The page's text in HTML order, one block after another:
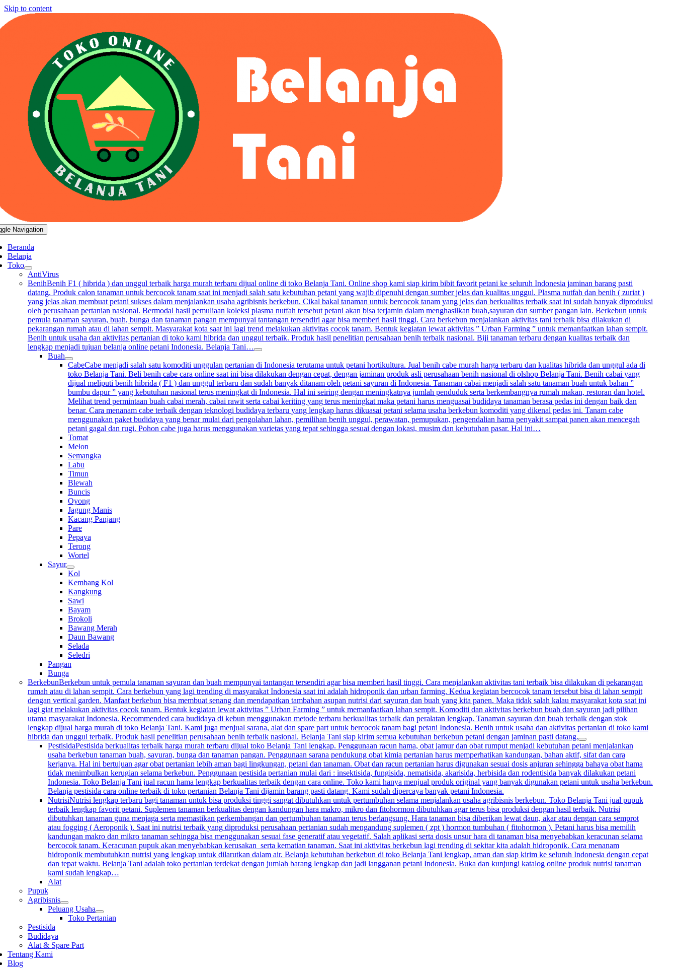
Skip to content
Navigation
Beranda
Belanja
Toko
AntiVirus
BenihBenih F1 ( hibrida ) dan unggul terbaik harga murah terbaru dijual online di toko Belanja Tani. Online shop kami siap kirim bibit favorit petani ke seluruh Indonesia jaminan barang pasti
datang. Produk calon tanaman untuk bercocok tanam saat ini menjadi salah satu kebutuhan petani yang wajib dipenuhi dengan sumber jelas dan kualitas unggul. Plasma nutfah dan benih ( zuriat )
yang jelas akan membuat petani sukses dalam menjalankan usaha agribisnis berkebun. Cikal bakal tanaman untuk bercocok tanam yang jelas dan berkualitas terbaik saat ini sudah banyak diproduksi
oleh perusahaan pertanian nasional. Bermodal hasil pemuliaan koleksi plasma nutfah tersebut petani akan bisa terjamin dalam menghasilkan buah,sayuran dan sumber pangan lain. Berkebun untuk
pemula tanaman sayuran, buah, bunga dan tanaman pangan mempunyai tantangan tersendiri agar bisa memberi hasil tinggi. Cara berkebun menjalankan aktivitas tani terbaik bisa dilakukan di
pekarangan rumah atau di lahan sempit. Masyarakat kota saat ini lagi trend melakukan aktivitas cocok tanam. Bentuk kegiatan lewat aktivitas ” Urban Farming ” untuk memanfaatkan lahan sempit.
Benih untuk usaha dan aktivitas pertanian di toko kami hibrida dan unggul terbaik. Produk hasil penelitian perusahaan benih terbaik nasional. Biji tanaman terbaru dengan kualitas terbaik dan
lengkap menjadi tujuan belanja online petani Indonesia. Belanja Tani…
Buah
CabeCabe menjadi salah satu komoditi unggulan pertanian di Indonesia terutama untuk petani hortikultura. Jual benih cabe murah harga terbaru dan kualitas hibrida dan unggul ada di
toko Belanja Tani. Beli benih cabe cara online saat ini bisa dilakukan dengan cepat, dengan jaminan produk asli perusahaan benih nasional di olshop Belanja Tani. Benih cabai yang
dijual meliputi benih hibrida ( F1 ) dan unggul terbaru dan sudah banyak ditanam oleh petani sayuran di Indonesia. Tanaman cabai menjadi salah satu tanaman buah untuk bahan ”
bumbu dapur ” yang kebutuhan nasional terus meningkat di Indonesia. Hal ini seiring dengan meningkatnya jumlah penduduk serta berkembangnya rumah makan, restoran dan hotel.
Melihat trend permintaan buah cabai merah, cabai rawit serta cabai keriting yang terus meningkat maka petani harus menguasai budidaya tanaman berasa pedas ini dengan baik dan
benar. Cara menanam cabe terbaik dengan teknologi budidaya terbaru yang lengkap harus dikuasai petani selama usaha berkebun komoditi yang dikenal pedas ini. Tanam cabe
menggunakan paket budidaya yang benar mulai dari pengolahan lahan, pemilihan benih unggul, perawatan, pemupukan, pengendalian hama penyakit sampai panen akan mencegah
petani gagal dan rugi. Pohon cabe juga harus menggunakan varietas yang tepat sehingga sesuai dengan lokasi, musim dan kebutuhan pasar. Hal ini…
Tomat
Melon
Semangka
Labu
Timun
Blewah
Buncis
Oyong
Jagung Manis
Kacang Panjang
Pare
Pepaya
Terong
Wortel
Sayur
Kol
Kembang Kol
Kangkung
Sawi
Bayam
Brokoli
Bawang Merah
Daun Bawang
Selada
Seledri
Pangan
Bunga
BerkebunBerkebun untuk pemula tanaman sayuran dan buah mempunyai tantangan tersendiri agar bisa memberi hasil tinggi. Cara menjalankan aktivitas tani terbaik bisa dilakukan di pekarangan
rumah atau di lahan sempit. Cara berkebun yang lagi trending di masyarakat Indonesia saat ini adalah hidroponik dan urban farming. Kedua kegiatan bercocok tanam tersebut bisa di lahan sempit
dengan vertical garden. Manfaat berkebun bisa membuat senang dan mendapatkan tambahan asupan nutrisi dari sayuran dan buah yang kita panen. Maka tidak salah kalau masyarakat kota saat ini
lagi giat melakukan aktivitas cocok tanam. Bentuk kegiatan lewat aktivitas ” Urban Farming ” untuk memanfaatkan lahan sempit. Komoditi dan aktivitas berkebun buah dan sayuran jadi pilihan
utama masyarakat Indonesia. Recommended cara budidaya di kebun menggunakan metode terbaru berkualitas tarbaik dan peralatan lengkap. Tanaman sayuran dan buah terbaik dengan stok
lengkap dijual harga murah di toko Belanja Tani. Kami juga menjual sarana, alat dan spare part untuk bercocok tanam bagi petani Indonesia. Benih untuk usaha dan aktivitas pertanian di toko kami
hibrida dan unggul terbaik. Produk hasil penelitian perusahaan benih terbaik nasional. Belanja Tani siap kirim semua kebutuhan berkebun petani dengan jaminan pasti datang.
PestisidaPestisida berkualitas terbaik harga murah terbaru dijual toko Belanja Tani lengkap. Penggunaan racun hama, obat jamur dan obat rumput menjadi kebutuhan petani menjalankan
usaha berkebun tanaman buah, sayuran, bunga dan tanaman pangan. Penggunaan sarana pendukung obat kimia pertanian harus memperhatikan kandungan, bahan aktif, sifat dan cara
kerjanya. Hal ini bertujuan agar obat pertanian lebih aman bagi lingkungan, petani dan tanaman. Obat dan racun pertanian harus digunakan sesuai dosis anjuran sehingga bahaya obat hama
tidak menimbulkan kerugian selama berkebun. Penggunaan pestisida pertanian mulai dari : insektisida, fungisida, nematisida, akarisida, herbisida dan rodentisida banyak dilakukan petani
Indonesia. Toko Belanja Tani jual racun hama lengkap berkualitas terbaik dengan cara online. Toko kami hanya menjual produk original yang banyak digunakan petani untuk usaha berkebun.
Belanja pestisida cara online terbaik di toko pertanian Belanja Tani dijamin barang pasti datang. Kami sudah dipercaya banyak petani Indonesia.
NutrisiNutrisi lengkap terbaru bagi tanaman untuk bisa produksi tinggi sangat dibutuhkan untuk pertumbuhan selama menjalankan usaha agribisnis berkebun. Toko Belanja Tani jual pupuk
terbaik lengkap favorit petani. Suplemen tanaman berkualitas dengan kandungan hara makro, mikro dan fitohormon dibutuhkan agar terus bisa produksi dengan hasil terbaik. Nutrisi
dibutuhkan tanaman guna menjaga serta memastikan perkembangan dan pertumbuhan tanaman terus berlangsung. Hara tanaman bisa diberikan lewat daun, akar atau dengan cara semprot
atau fogging ( Aeroponik ). Saat ini nutrisi terbaik yang diproduksi perusahaan pertanian sudah mengandung suplemen ( zpt ) hormon tumbuhan ( fitohormon ). Petani harus bisa memilih
kandungan makro dan mikro tanaman sehingga bisa menggunakan sesuai fase generatif atau vegetatif. Salah aplikasi serta dosis unsur hara di tanaman bisa menyebabkan keracunan selama
bercocok tanam. Keracunan pupuk akan menyebabkan kerusakan serta kematian tanaman. Saat ini aktivitas berkebun lagi trending di sekitar kita adalah hidroponik. Cara menanam
hidroponik membutuhkan nutrisi yang lengkap untuk dilarutkan dalam air. Belanja kebutuhan berkebun di toko Belanja Tani lengkap, aman dan siap kirim ke seluruh Indonesia dengan cepat
dan tepat waktu. Belanja Tani adalah toko pertanian terdekat dengan jumlah barang lengkap dan jadi langganan petani Indonesia. Buka dan kunjungi katalog online produk nutrisi tanaman
kami sudah lengkap…
Alat
Pupuk
Agribisnis
Peluang Usaha
Toko Pertanian
Pestisida
Budidaya
Alat & Spare Part
Tentang Kami
Blog